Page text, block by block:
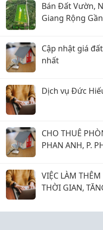
Bán Đất Vườn,
Giang Rộng
Cập nhật giá
nhất
Dịch vụ Đức
CHO THUÊ
PHAN ANH, P.
VIỆC LÀM
THỜI GIAN,